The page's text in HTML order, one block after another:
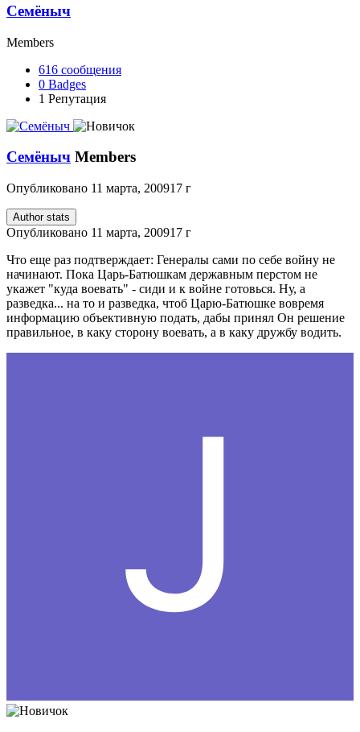
Семёныч
Members
616 сообщения
0 Badges
1 Репутация
Семёныч Members
Опубликовано 11 марта, 200917 г
Author stats
Опубликовано 11 марта, 200917 г
Что еще раз подтверждает: Генералы сами по себе войну не
начинают. Пока Царь-Батюшкам державным перстом не
укажет "куда воевать" - сиди и к войне готовься. Ну, а
разведка... на то и разведка, чтоб Царю-Батюшке вовремя
информацию объективную подать, дабы принял Он решение
правильное, в каку сторону воевать, а в каку дружбу водить.